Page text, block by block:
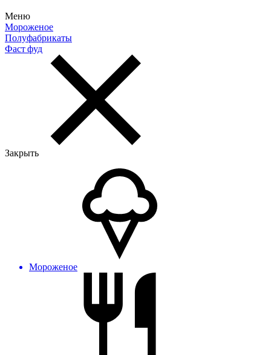
Меню
Мороженое
Полуфабрикаты
Фаст фуд
Закрыть
Мороженое